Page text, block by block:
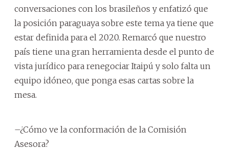
conversaciones con los brasileños y enfatizó que
la posición paraguaya sobre este tema ya tiene que
estar definida para el 2020. Remarcó que nuestro
país tiene una gran herramienta desde el punto de
vista jurídico para renegociar Itaipú y solo falta un
equipo idóneo, que ponga esas cartas sobre la
mesa.
–¿Cómo ve la conformación de la Comisión
Asesora?